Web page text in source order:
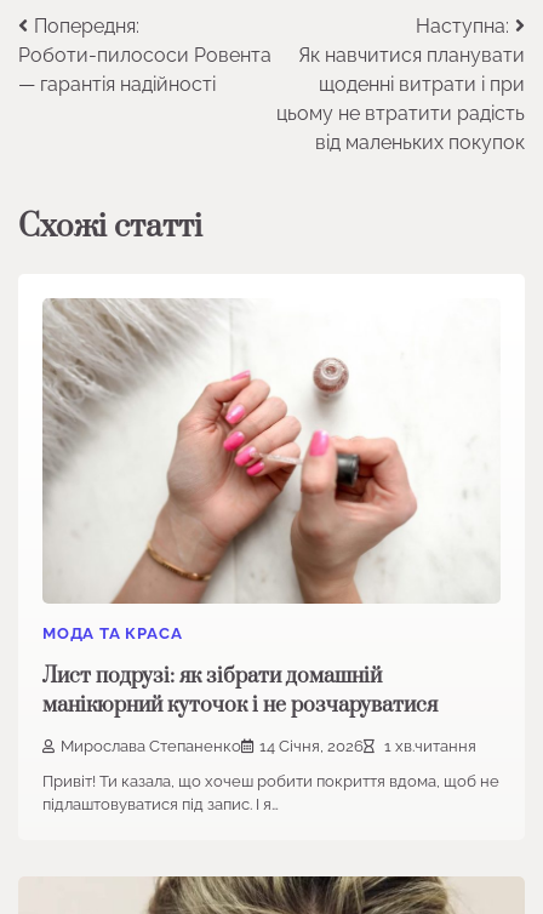
Навігація
записів
Попередня:
Роботи-пилососи Ровента
— гарантія надійності
Наступна:
Як навчитися планувати
щоденні витрати і при
цьому не втратити радість
від маленьких покупок
Схожі статті
МОДА ТА КРАСА
Лист подрузі: як зібрати домашній
манікюрний куточок і не розчаруватися
Мирослава Степаненко 14 Січня, 2026
1 хв.читання
Привіт! Ти казала, що хочеш робити покриття вдома, щоб не
підлаштовуватися під запис. І я…